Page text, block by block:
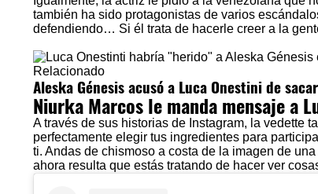
también ha sido protagonistas de varios
defendiendo… Si él trata de hacerle creer a la
Relacionado
Aleska Génesis acusó a Luca Onestini de
Niurka Marcos le manda mensaje a
A través de sus historias de Instagram, la vedette
perfectamente elegir tus ingredientes para
ti. Andas de chismoso a costa de la imagen de
ahora resulta que estás tratando de hacer ver